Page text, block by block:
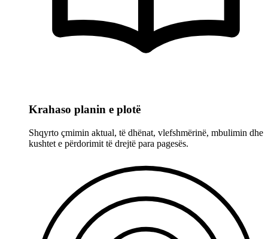
Krahaso planin e plotë
Shqyrto çmimin aktual, të dhënat, vlefshmërinë, mbulimin dhe
kushtet e përdorimit të drejtë para pagesës.